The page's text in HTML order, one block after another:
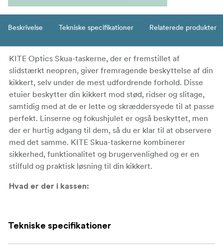
Beskrivelse Tekniske specifikationer Relaterede produkter
KITE Optics Skua-taskerne, der er fremstillet af
slidstærkt neopren, giver fremragende beskyttelse af din
kikkert, selv under de mest udfordrende forhold. Disse
etuier beskytter din kikkert mod stød, ridser og slitage,
samtidig med at de er lette og skræddersyede til at passe
perfekt. Linserne og fokushjulet er også beskyttet, men
der er hurtig adgang til dem, så du er klar til at observere
med det samme. KITE Skua-taskerne kombinerer
sikkerhed, funktionalitet og brugervenlighed og er en
stilfuld og praktisk løsning til din kikkert.
Hvad er der i kassen:
Tekniske specifikationer